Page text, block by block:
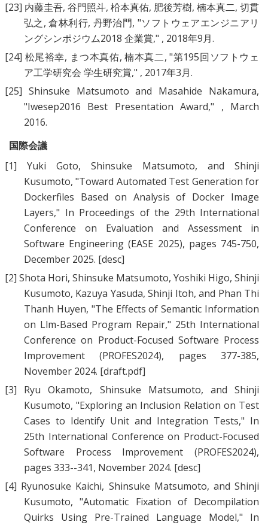
[23] 内藤圭吾, 谷門照斗, 柗本真佑, 肥後芳樹, 楠本真二, 切貫
弘之,倉林利行, 丹野治門, "ソフトウェアエンジニアリ
ングシンポジウム2018 企業賞," , 2018年9月.
[24] 松尾裕幸, まつ本真佑,楠本真二, "第195回ソフトウェ
ア工学研究会 学生研究賞," , 2017年3月.
[25] Shinsuke Matsumoto and Masahide Nakamura,
"Iwesep2016 Best Presentation Award," , March
2016.
国際会議
[1]
Yuki Goto, Shinsuke Matsumoto, and Shinji
Kusumoto, "Toward Automated Test Generation for
Dockerfiles Based on Analysis of Docker Image
Layers," In Proceedings of the 29th International
Conference on Evaluation and Assessment in
Software Engineering (EASE 2025), pages 745-750,
December 2025. [desc]
[2] Shota Hori, Shinsuke Matsumoto, Yoshiki Higo, Shinji
Kusumoto, Kazuya Yasuda,Shinji Itoh, and Phan Thi
Thanh Huyen, "The Effects of Semantic Information
on Llm-Based Program Repair," 25th International
Conference on Product-Focused Software Process
Improvement (PROFES2024), pages 377-385,
November 2024. [draft.pdf]
[3]
Ryu Okamoto, Shinsuke Matsumoto, andShinji
Kusumoto, "Exploring an Inclusion Relation on Test
Cases to Identify Unit and Integration Tests," In
25th International Conference on Product-Focused
Software Process Improvement (PROFES2024),
pages 333--341, November 2024. [desc]
[4] Ryunosuke Kaichi, Shinsuke Matsumoto, andShinji
Kusumoto, "Automatic Fixation of Decompilation
Quirks Using Pre-Trained Language Model," In